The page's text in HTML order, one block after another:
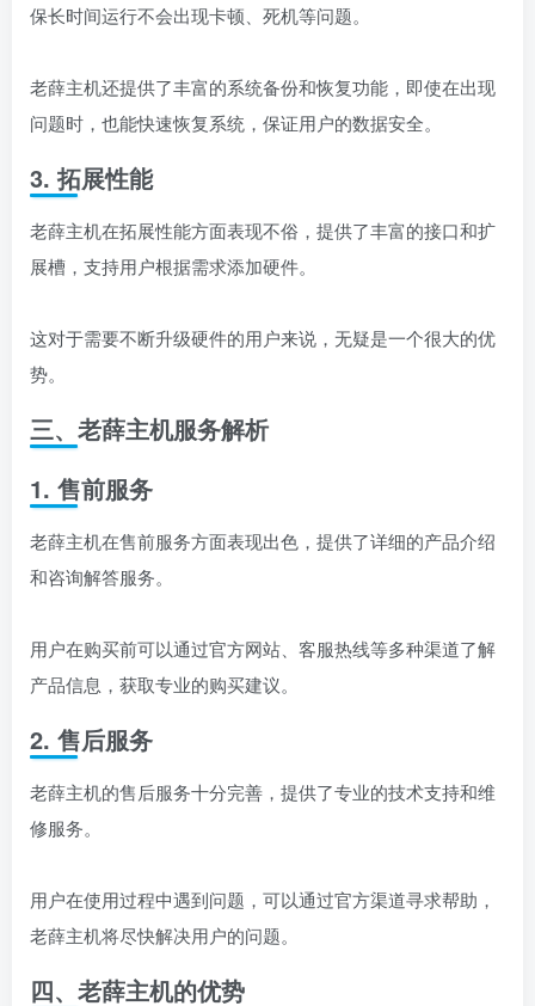
保长时间运行不会出现卡顿、死机等问题。
老薛主机还提供了丰富的系统备份和恢复功能，即使在出现
问题时，也能快速恢复系统，保证用户的数据安全。
3. 拓展性能
老薛主机在拓展性能方面表现不俗，提供了丰富的接口和扩
展槽，支持用户根据需求添加硬件。
这对于需要不断升级硬件的用户来说，无疑是一个很大的优
势。
三、老薛主机服务解析
1. 售前服务
老薛主机在售前服务方面表现出色，提供了详细的产品介绍
和咨询解答服务。
用户在购买前可以通过官方网站、客服热线等多种渠道了解
产品信息，获取专业的购买建议。
2. 售后服务
老薛主机的售后服务十分完善，提供了专业的技术支持和维
修服务。
用户在使用过程中遇到问题，可以通过官方渠道寻求帮助，
老薛主机将尽快解决用户的问题。
四、老薛主机的优势